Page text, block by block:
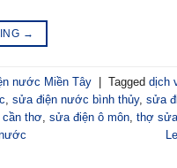
→
nước Miền Tây | Tagged dịch
sửa điện nước bình thủy, sửa
thơ sửa điện ô môn thợ